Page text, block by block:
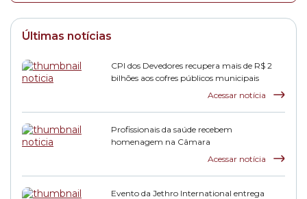
Últimas notícias
CPI dos Devedores recupera mais de R$ 2
bilhões aos cofres públicos municipais
Acessar notícia
Profissionais da saúde recebem
homenagem na Câmara
Acessar notícia
Evento da Jethro International entrega